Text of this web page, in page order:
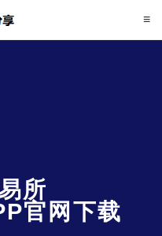
所
官网下载